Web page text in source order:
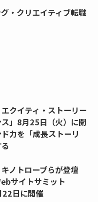
・クリエイティブ転職
エクイティ・ストーリー
」8月25日（火）に開
力を「成長ストーリ
ノトロープらが登壇
サイトサミット
日に開催